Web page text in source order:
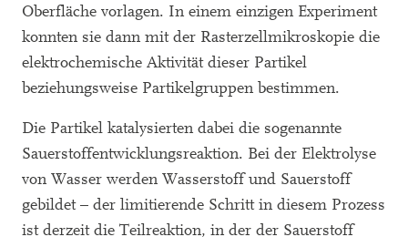
Oberfläche vorlagen. In einem einzigen Experiment
konnten sie dann mit der Rasterzellmikroskopie die
elektrochemische Aktivität dieser Partikel
beziehungsweise Partikelgruppen bestimmen.
Die Partikel katalysierten dabei die sogenannte
Sauerstoffentwicklungsreaktion. Bei der Elektrolyse
von Wasser werden Wasserstoff und Sauerstoff
gebildet – der limitierende Schritt in diesem Prozess
ist derzeit die Teilreaktion, in der der Sauerstoff